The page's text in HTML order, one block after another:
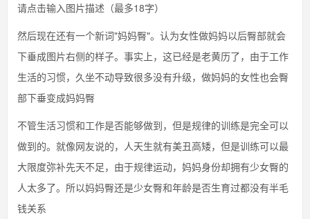
请点击输入图片描述（最多18字）
然后现在还有一个新词"妈妈臀"。认为女性做妈妈以后臀部就会
下垂成图片右侧的样子。事实上，这已经是老黄历了，由于工作
生活的习惯，久坐不动导致很多没有升级，做妈妈的女性也会臀
部下垂变成妈妈臀
不管生活习惯和工作是否能够做到，但是规律的训练是完全可以
做到的。就像网友说的，人天生就有美丑高矮，但是训练可以最
大限度弥补先天不足，由于规律运动，妈妈身份却拥有少女臀的
人太多了。所以妈妈臀还是少女臀和年龄是否生育过都没有半毛
钱关系